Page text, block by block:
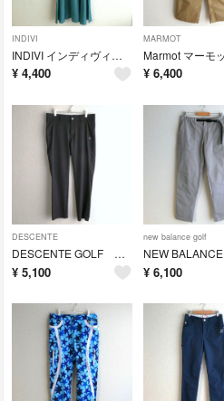
INDIVI
INDIVI インディヴィ ラミー リネン フィット＆フレアワンピース
¥ 4,400
MARMOT
¥ 6,400
DESCENTE
DESCENTE GOLF ナイロンストレッチゴルフパンツ ゴルフウェア
¥ 5,100
new balance golf
¥ 6,100